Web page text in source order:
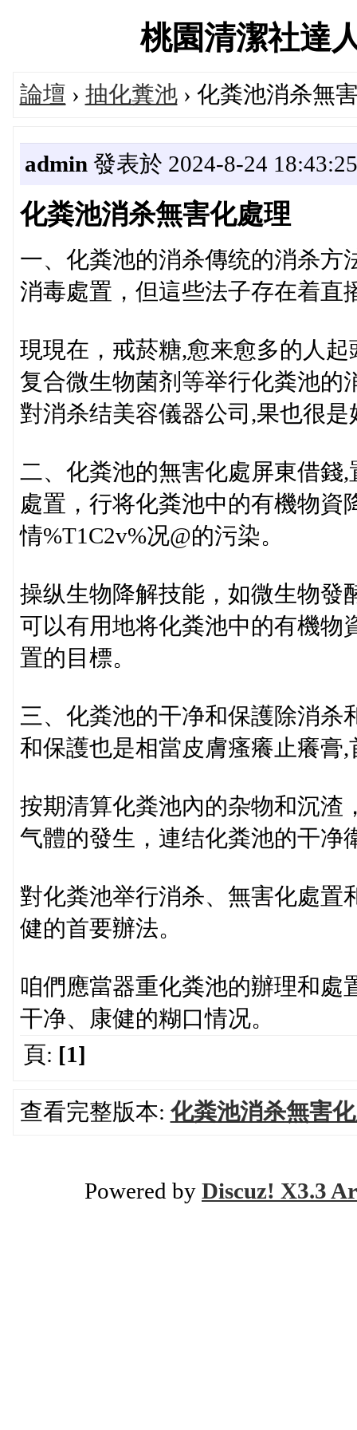
桃園清潔社達
論壇 › 抽化糞池› 化粪池消杀無
admin 發表於 2024-8-24 18:43:25
化粪池消杀無害化處理
一、化粪池的消杀傳统的消杀方
消毒處置，但這些法子存在着直
現現在，戒菸糖,愈来愈多的人
复合微生物菌剂等举行化粪池的
對消杀结美容儀器公司,果也很是
二、化粪池的無害化處屏東借錢
處置，行将化粪池中的有機物資
情%T1C2v%况@的污染。
操纵生物降解技能，如微生物發
可以有用地将化粪池中的有機物
置的目標。
三、化粪池的干净和保護除消杀
和保護也是相當皮膚瘙癢止癢膏,
按期清算化粪池內的杂物和沉渣
气體的發生，連结化粪池的干净
對化粪池举行消杀、無害化處置
健的首要辦法。
咱們應當器重化粪池的辦理和處
干净、康健的糊口情况。
頁: [1]
查看完整版本: 化粪池消杀無害
Powered by Discuz! X3.3